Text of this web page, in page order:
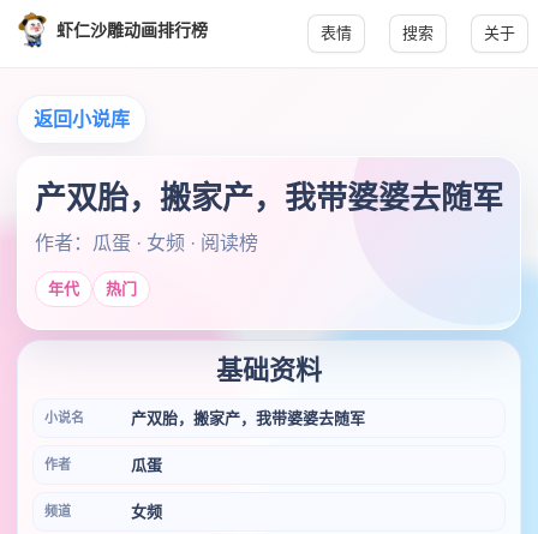
虾仁沙雕动画排行榜 表情 搜索 关于
返回小说库
产双胎，搬家产，我带婆婆去随军
作者：瓜蛋 · 女频 · 阅读榜
年代 热门
基础资料
小说名 产双胎，搬家产，我带婆婆去随军
作者 瓜蛋
频道 女频